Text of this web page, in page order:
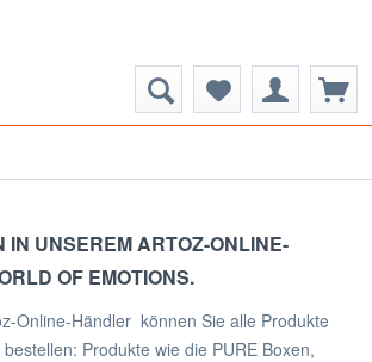
IN UNSEREM ARTOZ-ONLINE-
OF EMOTIONS.
Online-Händler können Sie alle Produkte
Produkte wie die PURE Boxen,